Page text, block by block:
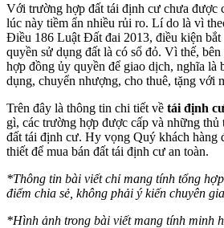
Với trường hợp đất tái định cư chưa được
lúc này tiềm ẩn nhiều rủi ro. Lí do là vì
Điều 186 Luật Đất đai 2013, điều kiện bắt
quyền sử dụng đất là có sổ đỏ. Vì thế,
hợp đồng ủy quyền để giao dịch, nghĩa là
dụng, chuyển nhượng, cho thuê, tặng với
Trên đây là thông tin chi tiết về tái định
gì, các trường hợp được cấp và những
đất tái định cư. Hy vọng Quý khách hàng
thiết để mua bán đất tái định cư an toàn.
*Thông tin bài viết chỉ mang tính tổng
điểm chia sẻ, không phải ý kiến chuyên
*Hình ảnh trong bài viết mang tính minh